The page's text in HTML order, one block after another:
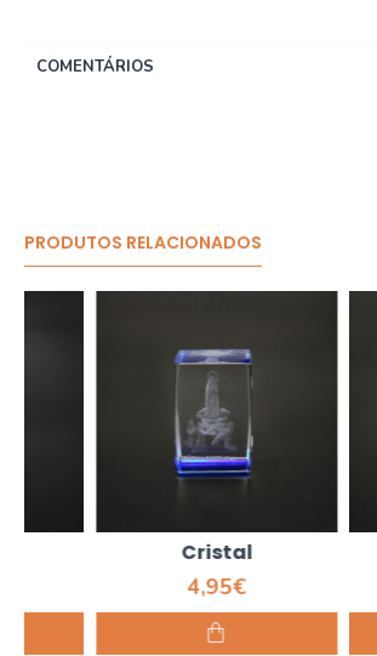
COMENTÁRIOS
PRODUTOS RELACIONADOS
Cristal